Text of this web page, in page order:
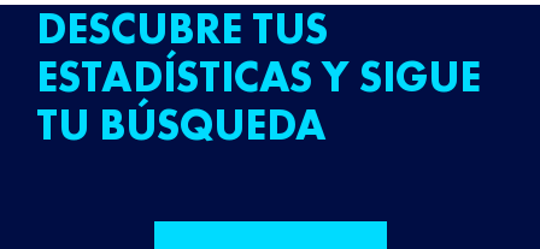
DESCUBRE TUS
ESTADÍSTICAS Y SIGUE
TU BÚSQUEDA